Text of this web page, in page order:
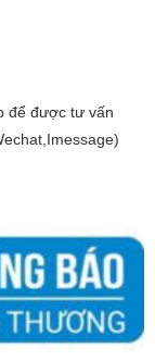
để được tư vấn